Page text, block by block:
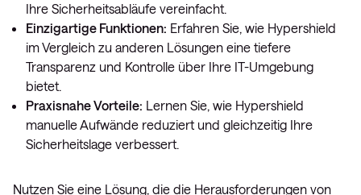
Ihre Sicherheitsabläufe vereinfacht.
Einzigartige Funktionen: Erfahren Sie, wie Hypershield
im Vergleich zu anderen Lösungen eine tiefere
Transparenz und Kontrolle über Ihre IT-Umgebung
bietet.
Praxisnahe Vorteile: Lernen Sie, wie Hypershield
manuelle Aufwände reduziert und gleichzeitig Ihre
Sicherheitslage verbessert.
Nutzen Sie eine Lösung, die die Herausforderungen von